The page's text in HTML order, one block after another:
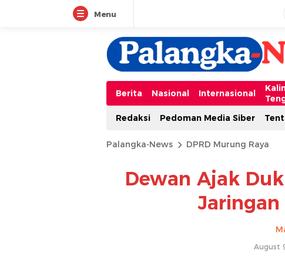
Menu
Berita Nasional Internasional
Redaksi
Pedoman Media Siber
Palangka-News DPRD Murung Raya
Dewan Ajak
Jaringan
August